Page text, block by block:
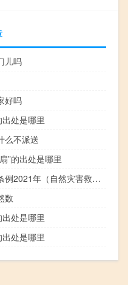
儿吗
好吗
出处是哪里
么不派送
”的出处是哪里
自然灾害救助条例2021年（自然灾害救助条例）
数
出处是哪里
出处是哪里